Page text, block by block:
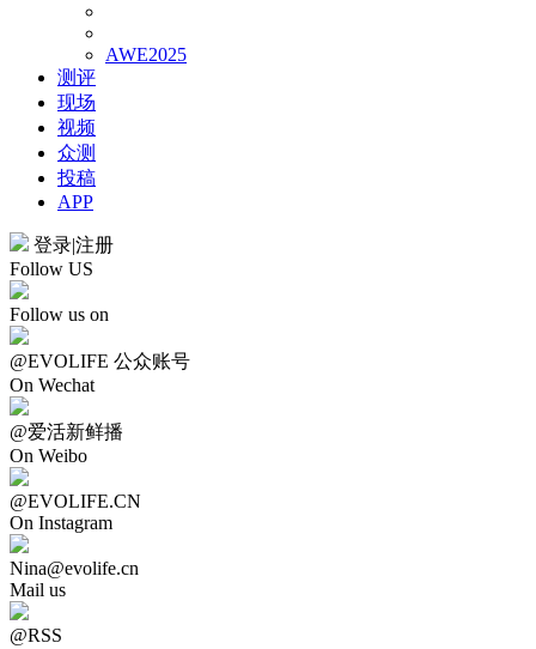
AWE2025
测评
现场
视频
众测
投稿
APP
登录|注册
Follow US
Follow us on
@EVOLIFE 公众账号
On Wechat
@爱活新鲜播
On Weibo
@EVOLIFE.CN
On Instagram
Nina@evolife.cn
Mail us
@RSS